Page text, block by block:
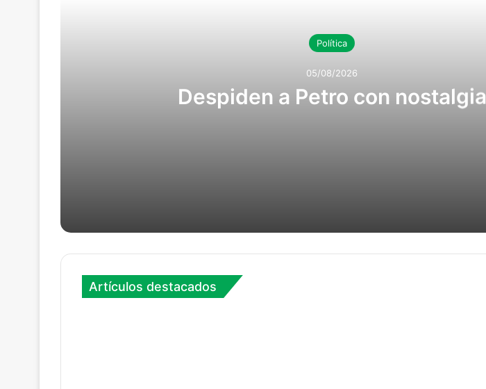
Política
05/08/2026
Despiden a Petro con nostalgia
Estudiar economía circular en La India
Artículos destacados